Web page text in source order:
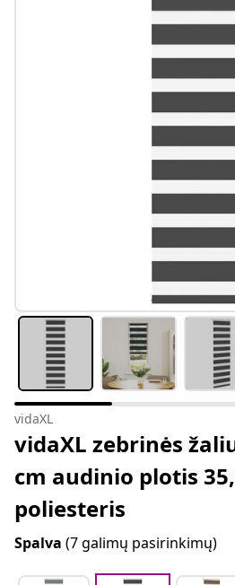
vidaXL
vidaXL zebrinės
cm audinio plotis
poliesteris
Spalva (7 galimų pasirinkimų)